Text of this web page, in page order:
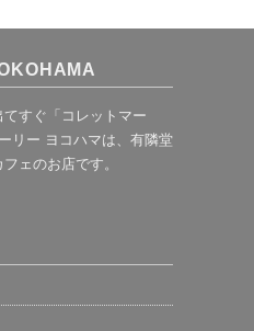
すぐ「コレットマー
リー ヨコハマは、有隣堂
ェのお店です。